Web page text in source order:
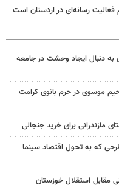
فعالیت رسانه‌ای در اردستان است
دنبال ایجاد وحشت در جامعه
موسوی در حرم بانوی کرامت
مازندرانی برای خرید جنجالی
که به تحول اقتصاد سینما
مقابل استقلال خوزستان